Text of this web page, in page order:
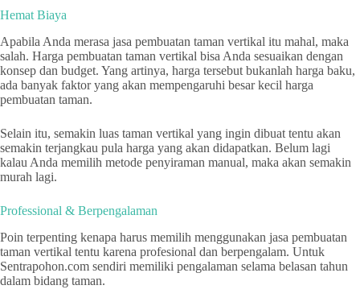
Hemat Biaya
Apabila Anda merasa jasa pembuatan taman vertikal itu mahal, maka
salah. Harga pembuatan taman vertikal bisa Anda sesuaikan dengan
konsep dan budget. Yang artinya, harga tersebut bukanlah harga baku,
ada banyak faktor yang akan mempengaruhi besar kecil harga
pembuatan taman.
Selain itu, semakin luas taman vertikal yang ingin dibuat tentu akan
semakin terjangkau pula harga yang akan didapatkan. Belum lagi
kalau Anda memilih metode penyiraman manual, maka akan semakin
murah lagi.
Professional & Berpengalaman
Poin terpenting kenapa harus memilih menggunakan jasa pembuatan
taman vertikal tentu karena profesional dan berpengalam. Untuk
Sentrapohon.com sendiri memiliki pengalaman selama belasan tahun
dalam bidang taman.